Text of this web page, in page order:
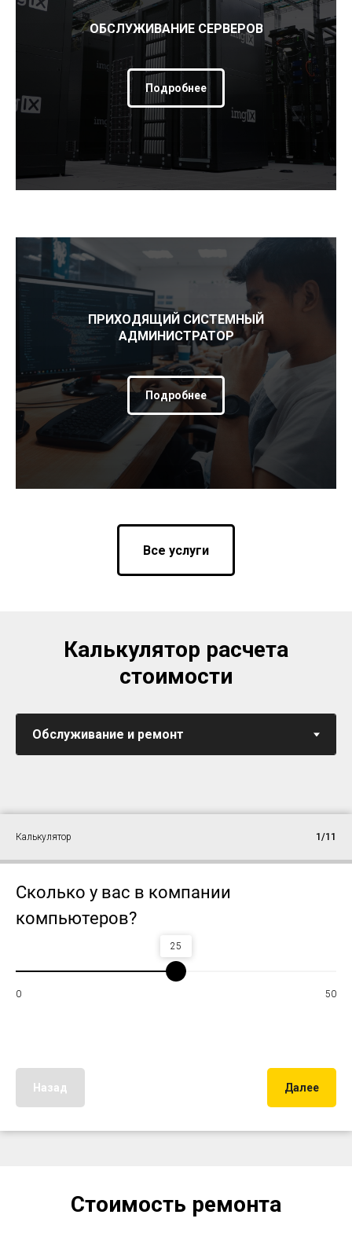
ОБСЛУЖИВАНИЕ СЕРВЕРОВ
Подробнее
ПРИХОДЯЩИЙ СИСТЕМНЫЙ
АДМИНИСТРАТОР
Подробнее
Все услуги
Калькулятор расчета
стоимости
Калькулятор 1/11
Сколько у вас в компании
компьютеров?
25
0 50
Назад Далее
Стоимость ремонта